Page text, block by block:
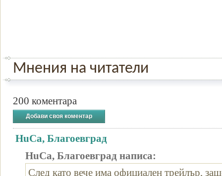
Мнения на читатели
200 коментара
Добави своя коментар
HuCa, Благоевград
HuCa, Благоевград написа:
След като вече има официален трейлър,